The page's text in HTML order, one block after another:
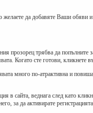
да добавяте Ваши обяви
прозорец трябва да попълните
Когато сте готови, кликнете
много по-атрактивна и
в сайта, веднага след като
за да активирате